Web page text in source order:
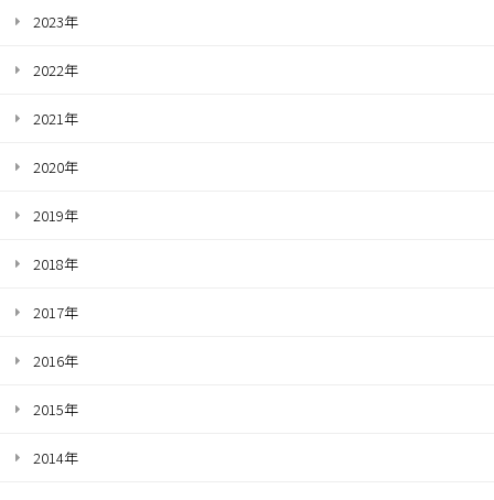
2023年
2022年
2021年
2020年
2019年
2018年
2017年
2016年
2015年
2014年